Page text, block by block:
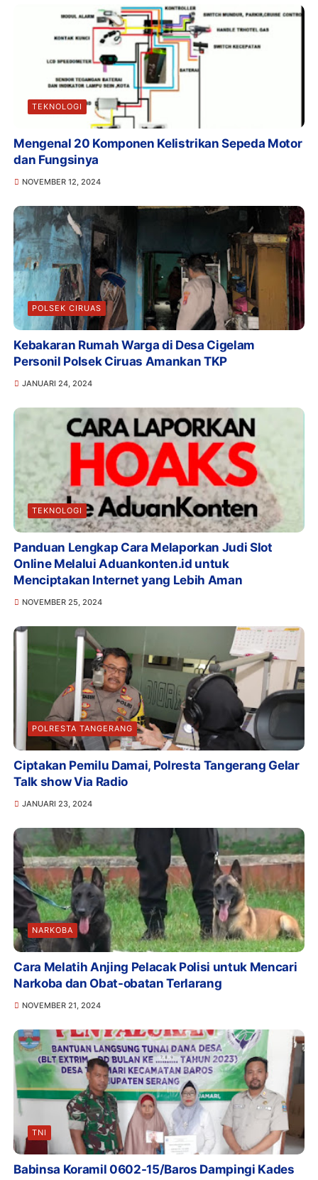
TEKNOLOGI
Mengenal 20 Komponen Kelistrikan Sepeda Motor
dan Fungsinya
NOVEMBER 12, 2024
POLSEK CIRUAS
Kebakaran Rumah Warga di Desa Cigelam
Personil Polsek Ciruas Amankan TKP
JANUARI 24, 2024
TEKNOLOGI
Panduan Lengkap Cara Melaporkan Judi Slot
Online Melalui Aduankonten.id untuk
Menciptakan Internet yang Lebih Aman
NOVEMBER 25, 2024
POLRESTA TANGERANG
Ciptakan Pemilu Damai, Polresta Tangerang Gelar
Talk show Via Radio
JANUARI 23, 2024
NARKOBA
Cara Melatih Anjing Pelacak Polisi untuk Mencari
Narkoba dan Obat-obatan Terlarang
NOVEMBER 21, 2024
TNI
Babinsa Koramil 0602-15/Baros Dampingi Kades